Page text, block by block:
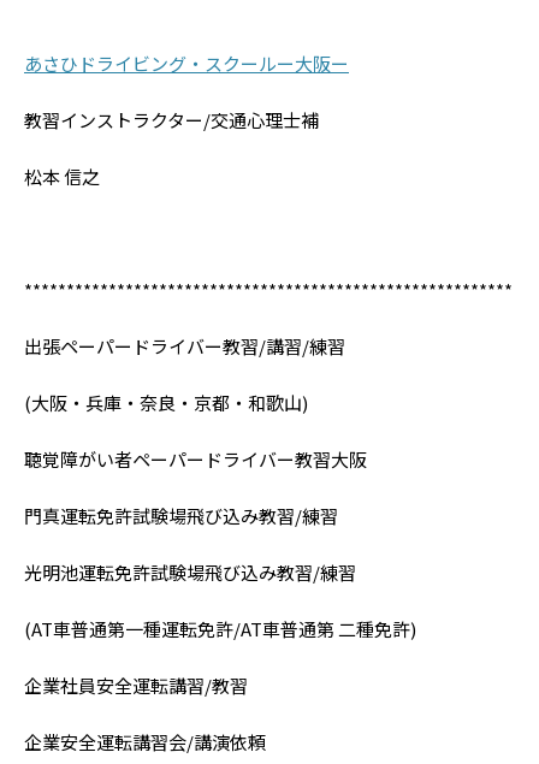
あさひドライビング・スクールー大阪ー
教習インストラクター/交通心理士補
松本 信之
**********************************************************
出張ペーパードライバー教習/講習/練習
(大阪・兵庫・奈良・京都・和歌山)
聴覚障がい者ペーパードライバー教習大阪
門真運転免許試験場飛び込み教習/練習
光明池運転免許試験場飛び込み教習/練習
(AT車普通第一種運転免許/AT車普通第 二種免許)
企業社員安全運転講習/教習
企業安全運転講習会/講演依頼